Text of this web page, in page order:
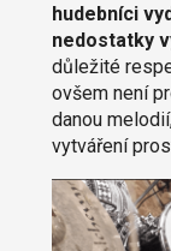
hudebníci
nedostatky
důležité
ovšem není
danou
vytváření